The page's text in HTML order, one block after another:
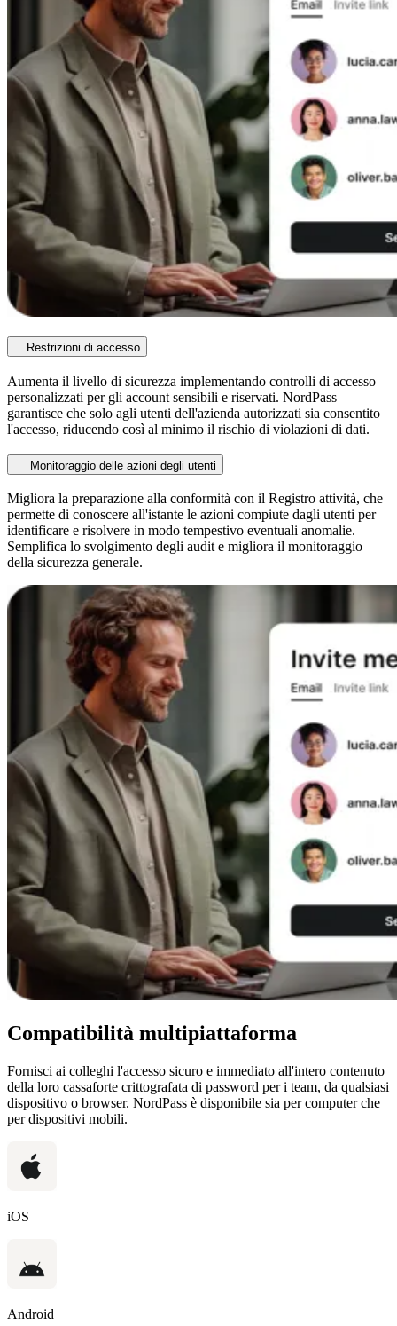
Restrizioni di accesso
Aumenta il livello di sicurezza implementando controlli di accesso
personalizzati per gli account sensibili e riservati. NordPass
garantisce che solo agli utenti dell'azienda autorizzati sia consentito
l'accesso, riducendo così al minimo il rischio di violazioni di dati.
Monitoraggio delle azioni degli utenti
Migliora la preparazione alla conformità con il Registro attività, che
permette di conoscere all'istante le azioni compiute dagli utenti per
identificare e risolvere in modo tempestivo eventuali anomalie.
Semplifica lo svolgimento degli audit e migliora il monitoraggio
della sicurezza generale.
Compatibilità multipiattaforma
Fornisci ai colleghi l'accesso sicuro e immediato all'intero contenuto
della loro cassaforte crittografata di password per i team, da qualsiasi
dispositivo o browser. NordPass è disponibile sia per computer che
per dispositivi mobili.
iOS
Android